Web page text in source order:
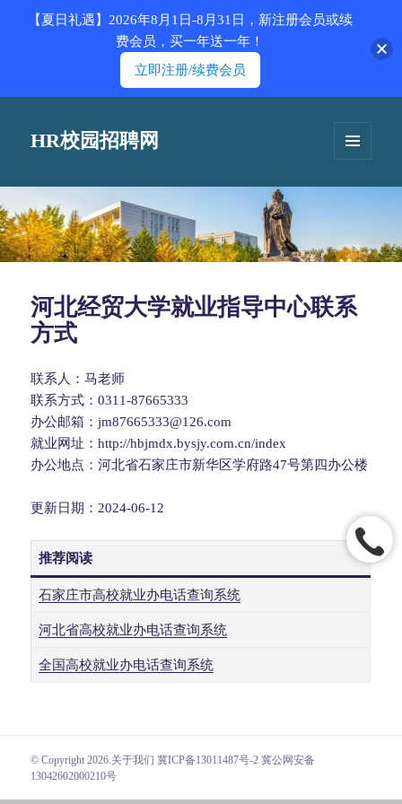
HR校园招聘网
河北经贸大学就业指导中心联系
方式
联系人：马老师
联系方式：0311-87665333
办公邮箱：jm87665333@126.com
就业网址：http://hbjmdx.bysjy.com.cn/index
办公地点：河北省石家庄市新华区学府路47号第四办公楼
更新日期：2024-06-12
推荐阅读
石家庄市高校就业办电话查询系统
河北省高校就业办电话查询系统
全国高校就业办电话查询系统
© Copyright 2026. 关于我们 冀ICP备13011487号-2 冀公网安备
13042602000210号
【夏日礼遇】2026年8月1日-8月31日，新注册会员或续
费会员，买一年送一年！
立即注册/续费会员